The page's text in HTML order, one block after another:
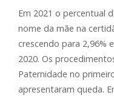
Em 2021 o percentual
nome da mãe na
crescendo para 2,96%
2020. Os
Paternidade no
apresentaram queda.